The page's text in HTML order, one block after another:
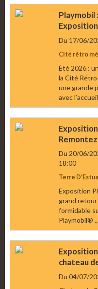
Playmobil
Du 17/06/
Cité rétro
Été 2026 :
la Cité
une grande
avec
Du 20/06/
18:00
Terre
Exposition
grand
formidable
Playmobil®
chateau
Du 04/07/